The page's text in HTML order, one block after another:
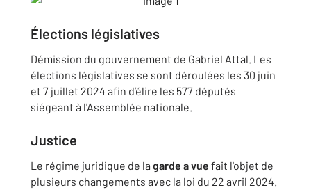
Élections législatives
Démission du gouvernement de Gabriel Attal. Les
élections législatives se sont déroulées les 30 juin
et 7 juillet 2024 afin d’élire les 577 députés
siégeant à l'Assemblée nationale.
Justice
Le régime juridique de la garde a vue fait l'objet de
plusieurs changements avec la loi du 22 avril 2024.